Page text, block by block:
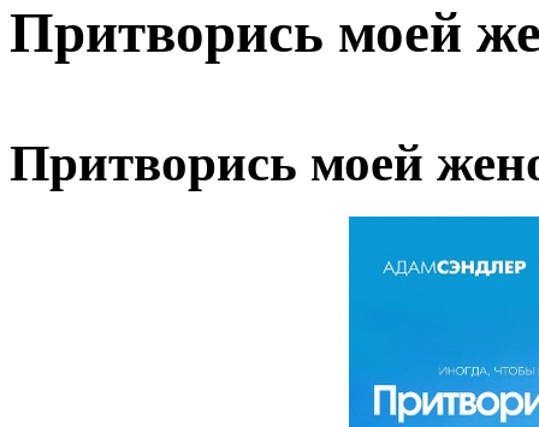
Притворись моей
Притворись моей